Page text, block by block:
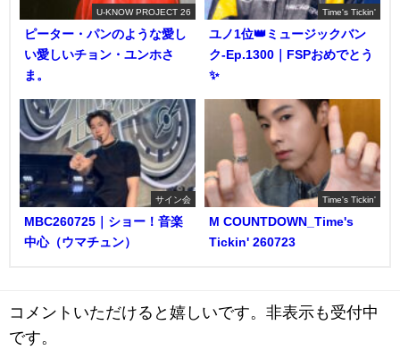
U-KNOW PROJECT 26
ピーター・パンのような愛し
い愛しいチョン・ユンホさ
ま。
Time's Tickin'
ユノ1位👑ミュージックバン
ク-Ep.1300｜FSPおめでとう
✨️
サイン会
MBC260725｜ショー！音楽
中心（ウマチュン）
Time's Tickin'
M COUNTDOWN_Time's
Tickin' 260723
コメントいただけると嬉しいです。非表示も受付中
です。